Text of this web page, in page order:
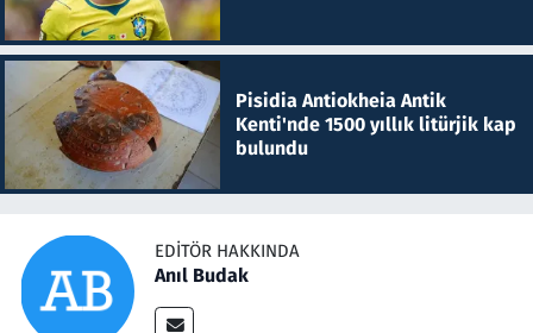
Pisidia Antiokheia Antik
Kenti'nde 1500 yıllık litürjik kap
bulundu
EDITÖR HAKKINDA
Anıl Budak